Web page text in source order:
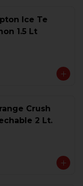
Ice Te
1.5 Lt
Crush
2 Lt.